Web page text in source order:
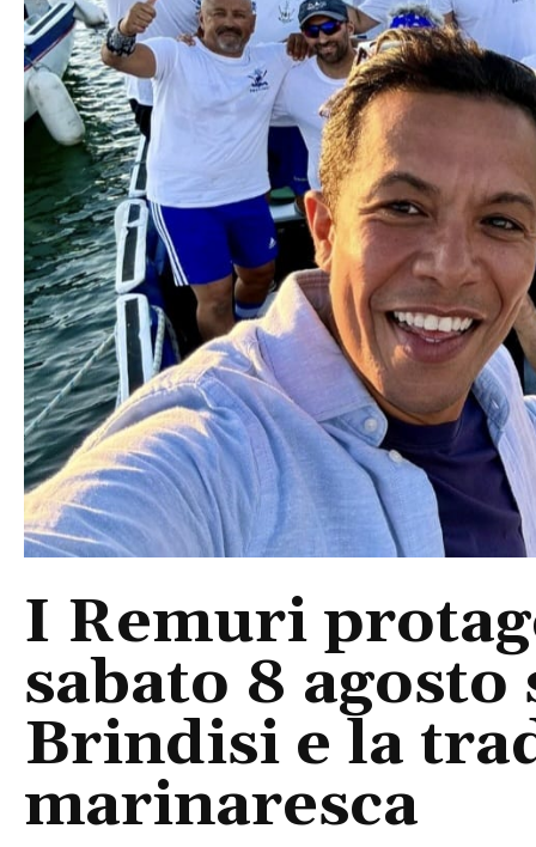
I Remuri
sabato 8
Brindisi e la
marinaresca